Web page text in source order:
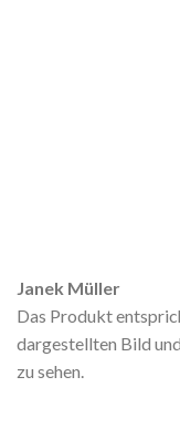
Janek Müller
Das Produkt
dargestellten Bild
zu sehen.